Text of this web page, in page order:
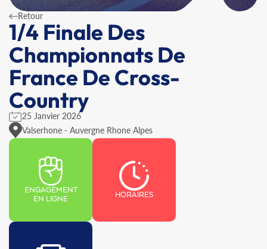
Retour
1/4 Finale Des
Championnats De
France De Cross-
Country
25 Janvier 2026
Valserhone - Auvergne Rhone Alpes
ENGAGEMENT
EN LIGNE
HORAIRES